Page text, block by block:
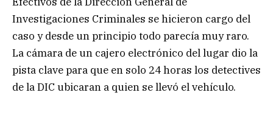
Investigaciones Criminales se hicieron cargo del
caso y desde un principio todo parecía muy raro.
La cámara de un cajero electrónico del lugar dio la
pista clave para que en solo 24 horas los detectives
de la DIC ubicaran a quien se llevó el vehículo.